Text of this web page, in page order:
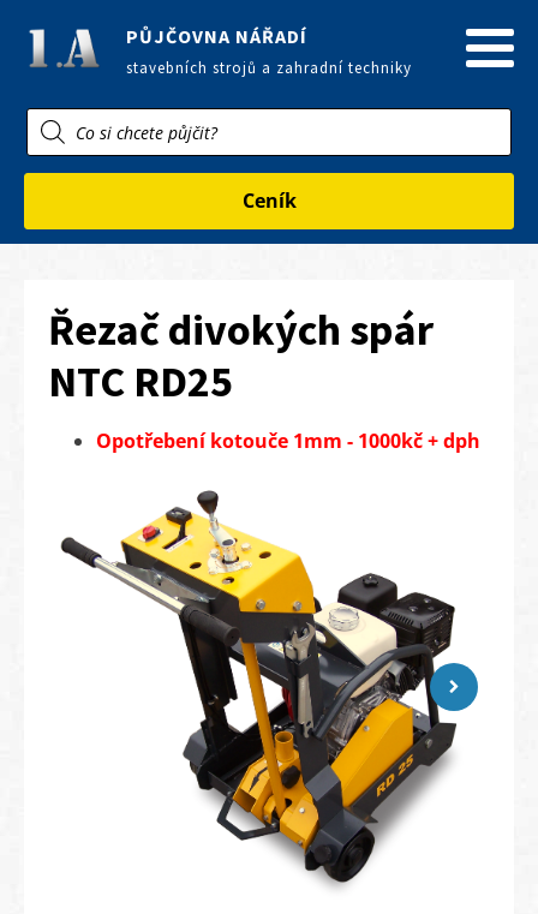
PŮJČOVNA NÁŘADÍ
stavebních strojů a zahradní techniky
Products
search
Ceník
Řezač divokých spár
NTC RD25
Opotřebení kotouče 1mm - 1000kč + dph